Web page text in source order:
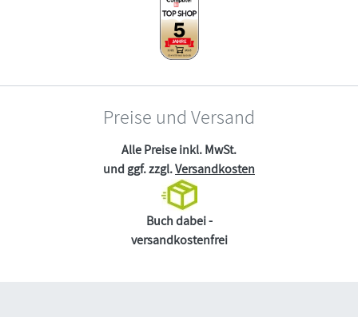
Preise und Versand
Alle Preise inkl. MwSt.
und ggf. zzgl.Versandkosten
Buch dabei -
versandkostenfrei